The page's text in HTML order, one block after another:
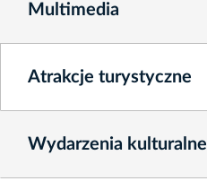
Multimedia
Atrakcje turystyczne
Wydarzenia kulturalne